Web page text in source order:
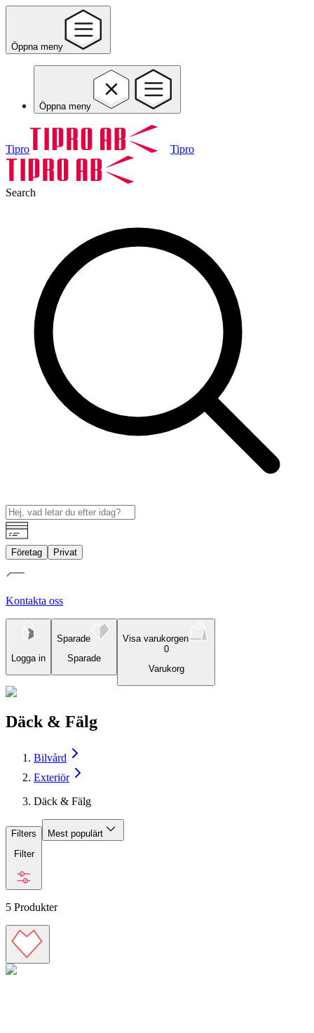
Öppna meny
Öppna meny
Tipro Tipro
Search
Företag Privat
Kontakta oss
Logga in
Sparade
Sparade
Visa varukorgen
0
Varukorg
Däck & Fälg
Bilvård
Exteriör
Däck & Fälg
Filters
Filter
Mest populärt
5 Produkter